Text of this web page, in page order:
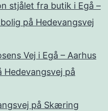
stjålet fra butik i Egå –
på Hedevangsvej
Vej i Egå – Aarhus
Hedevangsvej på
på Skæring